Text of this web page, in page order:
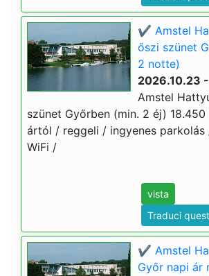
✔️ Amstel
őszi szünet
2 notte)
2026.10.23
Amstel
szünet Győrben (min. 2 éj)
ártól / reggeli / ingyenes parkolás
WiFi /
vista
Traduci
✔️ Amstel
Győr napi ár